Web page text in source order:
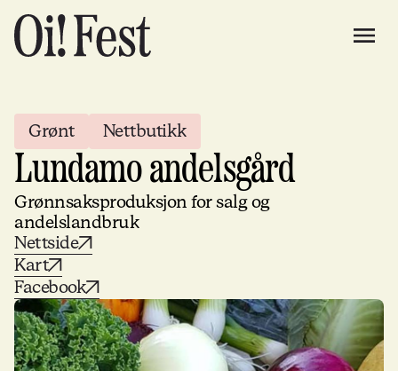
Grønt Nettbutikk
Lundamo andelsgård
Grønnsaksproduksjon for salg og
andelslandbruk
Nettside
Kart
Facebook